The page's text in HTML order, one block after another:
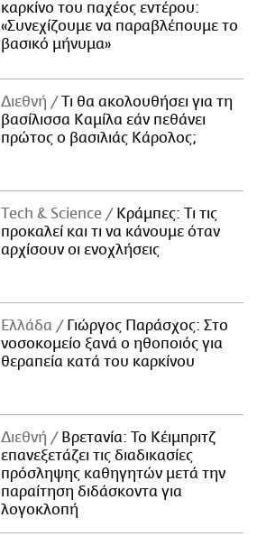
καρκίνο του παχέος εντέρου:
«Συνεχίζουμε να παραβλέπουμε το
βασικό μήνυμα»
Διεθνή
Τι θα ακολουθήσει για τη
βασίλισσα Καμίλα εάν πεθάνει
πρώτος ο βασιλιάς Κάρολος;
Τech & Science
Κράμπες: Τι τις
προκαλεί και τι να κάνουμε όταν
αρχίσουν οι ενοχλήσεις
Ελλάδα
Γιώργος Παράσχος: Στο
νοσοκομείο ξανά ο ηθοποιός για
θεραπεία κατά του καρκίνου
Διεθνή
Βρετανία: Το Κέιμπριτζ
επανεξετάζει τις διαδικασίες
πρόσληψης καθηγητών μετά την
παραίτηση διδάσκοντα για
λογοκλοπή